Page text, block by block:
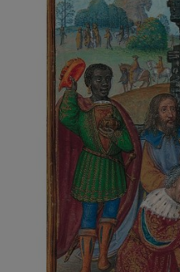
Quand